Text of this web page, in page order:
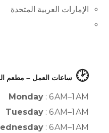
الإمارات العربية المتحدة
🕑 ساعات العمل – مطعم
Monday : 6 AM–1 AM
Tuesday : 6 AM–1 AM
: 6 AM–1 AM